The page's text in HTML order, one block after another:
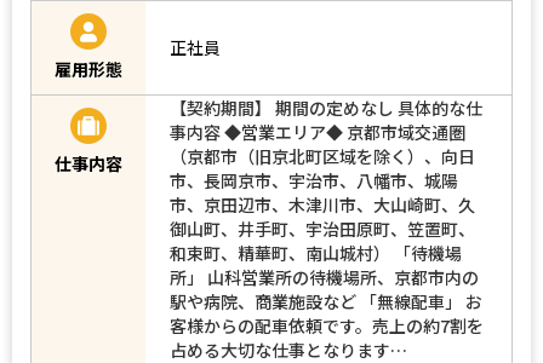
雇用形態
正社員
仕事内容
【契約期間】 期間の定めなし 具体的な仕
事内容 ◆営業エリア◆ 京都市域交通圏
（京都市（旧京北町区域を除く）、向日
市、長岡京市、宇治市、八幡市、城陽
市、京田辺市、木津川市、大山崎町、久
御山町、井手町、宇治田原町、笠置町、
和束町、精華町、南山城村） 「待機場
所」 山科営業所の待機場所、京都市内の
駅や病院、商業施設など 「無線配車」 お
客様からの配車依頼です。売上の約7割を
占める大切な仕事となります…